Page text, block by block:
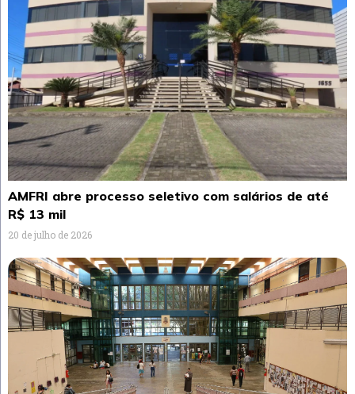
AMFRI abre processo seletivo com salários de até
R$ 13 mil
20 de julho de 2026